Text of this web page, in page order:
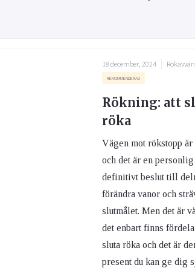
18 december, 2024
REKOMMENDERAD
Rökning: att
röka
Vägen mot rökstopp
och det är en personlig
definitivt beslut till
förändra vanor och
slutmålet. Men det är
det enbart finns
sluta röka och det är
present du kan ge dig